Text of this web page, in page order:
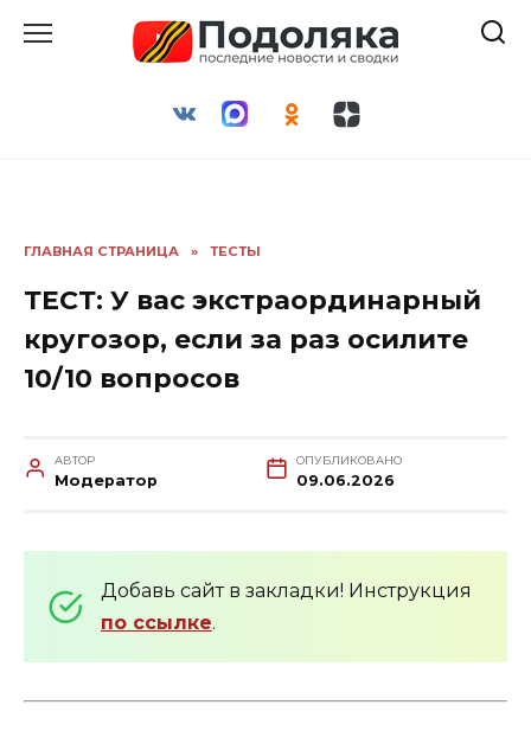
ГЛАВНАЯ СТРАНИЦА » ТЕСТЫ
ТЕСТ: У вас экстраординарный
кругозор, если за раз осилите
10/10 вопросов
АВТОР
Модератор
ОПУБЛИКОВАНО
09.06.2026
Добавь сайт в закладки! Инструкция
по ссылке.